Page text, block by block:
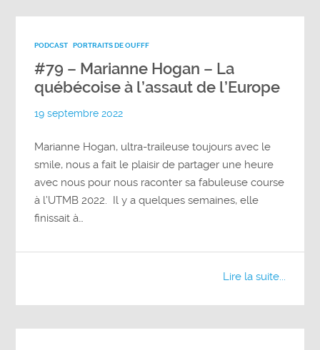
PODCAST PORTRAITS DE OUFFF
#79 – Marianne Hogan – La
québécoise à l’assaut de l’Europe
19 septembre 2022
Marianne Hogan, ultra-traileuse toujours avec le
smile, nous a fait le plaisir de partager une heure
avec nous pour nous raconter sa fabuleuse course
à l’UTMB 2022. Il y a quelques semaines, elle
finissait à…
Lire la suite...